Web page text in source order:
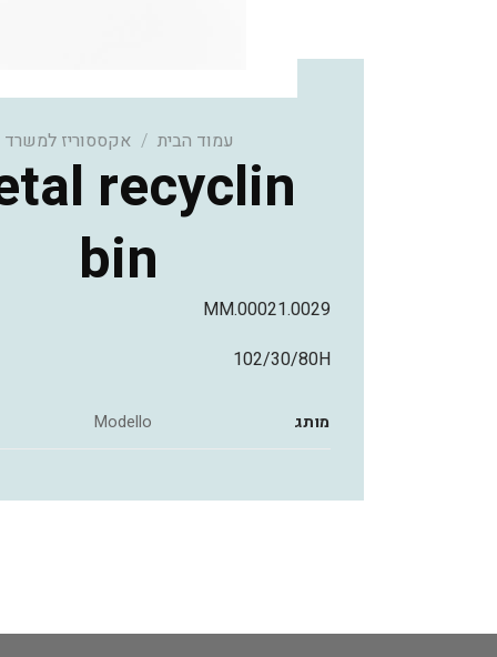
עמוד הבית / אקססוריז למשרד
recyclin
bin
MM.00021.0029
102/30/80H
מותג Modello